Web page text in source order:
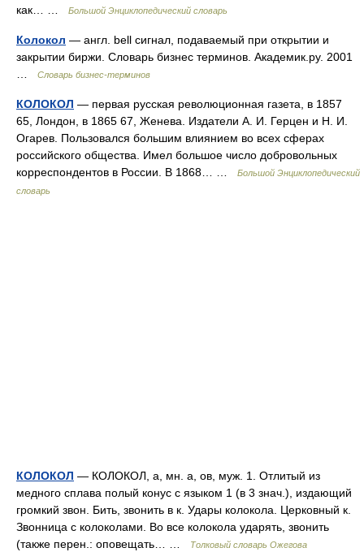
как… …
Большой Энциклопедический словарь
Колокол — англ. bell сигнал, подаваемый при открытии и
закрытии биржи. Словарь бизнес терминов. Академик.ру. 2001
Словарь бизнес-терминов
КОЛОКОЛ — первая русская революционная газета, в 1857
65, Лондон, в 1865 67, Женева. Издатели А. И. Герцен и Н. И.
Огарев. Пользовался большим влиянием во всех сферах
российского общества. Имел большое число добровольных
корреспондентов в России. В 1868… …
Большой Энциклопедический
словарь
КОЛОКОЛ — КОЛОКОЛ, а, мн. а, ов, муж. 1. Отлитый из
медного сплава полый конус с языком 1 (в 3 знач.), издающий
громкий звон. Бить, звонить в к. Удары колокола. Церковный к.
Звонница с колоколами. Во все колокола ударять, звонить
(также перен.: оповещать… …
Толковый словарь Ожегова